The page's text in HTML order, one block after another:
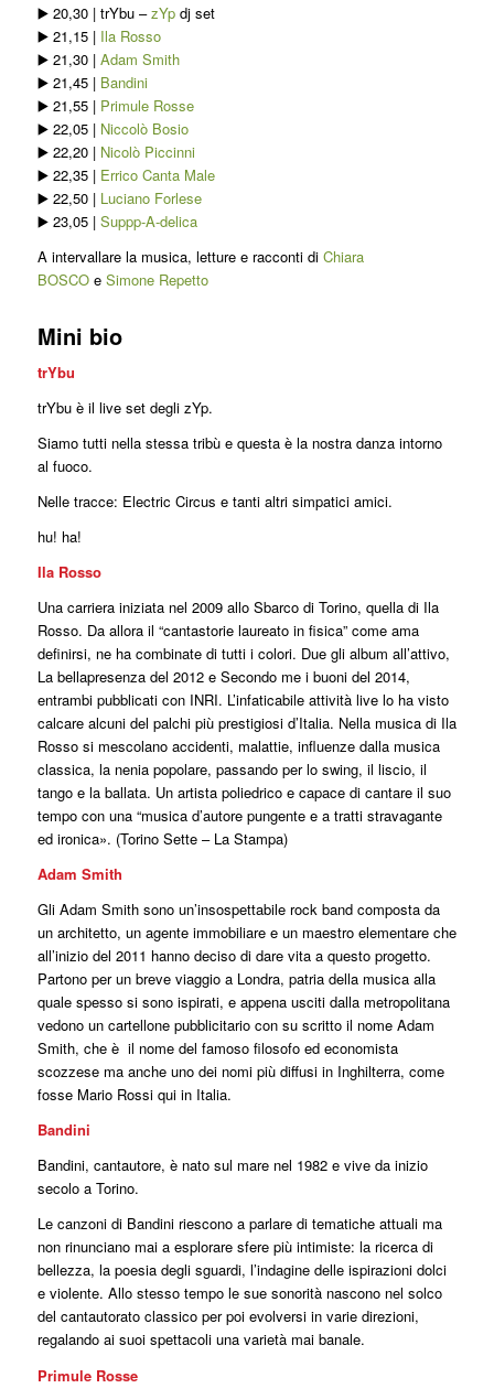
▶️ 20,30 | trYbu –zYpdj set
▶️21,15 | Ila Rosso
▶️21,30 | Adam Smith
▶️21,45 | Bandini
▶️21,55 | Primule Rosse
▶️22,05 | Niccolò Bosio
▶️22,20 | Nicolò Piccinni
▶️22,35 | Errico Canta Male
▶️22,50 | Luciano Forlese
▶️23,05 | Suppp-A-delica
A intervallare la musica, letture e racconti di Chiara
BOSCOe Simone Repetto
Mini bio
trYbu
trYbu è il live set degli zYp.
Siamo tutti nella stessa tribù e questa è la nostra danza intorno
al fuoco.
Nelle tracce: Electric Circus e tanti altri simpatici amici.
hu! ha!
Ila Rosso
Una carriera iniziata nel 2009 allo Sbarco di Torino, quella di Ila
Rosso. Da allora il “cantastorie laureato in fisica” come ama
definirsi, ne ha combinate di tutti i colori. Due gli album all’attivo,
La bellapresenza del 2012 e Secondo me i buoni del 2014,
entrambi pubblicati con INRI. L’infaticabile attività live lo ha visto
calcare alcuni del palchi più prestigiosi d’Italia. Nella musica di Ila
Rosso si mescolano accidenti, malattie, influenze dalla musica
classica, la nenia popolare, passando per lo swing, il liscio, il
tango e la ballata. Un artista poliedrico e capace di cantare il suo
tempo con una “musica d’autore pungente e a tratti stravagante
ed ironica». (Torino Sette – La Stampa)
Adam Smith
Gli Adam Smith sono un’insospettabile rock band composta da
un architetto, un agente immobiliare e un maestro elementare che
all’inizio del 2011 hanno deciso di dare vita a questo progetto.
Partono per un breve viaggio a Londra, patria della musica alla
quale spesso si sono ispirati, e appena usciti dalla metropolitana
vedono un cartellone pubblicitario con su scritto il nome Adam
Smith, che è il nome del famoso filosofo ed economista
scozzese ma anche uno dei nomi più diffusi in Inghilterra, come
fosse Mario Rossi qui in Italia.
Bandini
Bandini, cantautore, è nato sul mare nel 1982 e vive da inizio
secolo a Torino.
Le canzoni di Bandini riescono a parlare di tematiche attuali ma
non rinunciano mai a esplorare sfere più intimiste: la ricerca di
bellezza, la poesia degli sguardi, l’indagine delle ispirazioni dolci
e violente. Allo stesso tempo le sue sonorità nascono nel solco
del cantautorato classico per poi evolversi in varie direzioni,
regalando ai suoi spettacoli una varietà mai banale.
Primule Rosse